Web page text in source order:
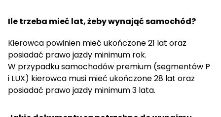
Ile trzeba mieć lat, żeby wynająć samochód?
Kierowca powinien mieć ukończone 21 lat oraz
posiadać prawo jazdy minimum rok.
W przypadku samochodów premium (segmentów P
i LUX) kierowca musi mieć ukończone 28 lat oraz
posiadać prawo jazdy minimum 3 lata.